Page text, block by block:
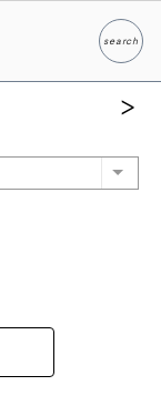
search
Suche
List